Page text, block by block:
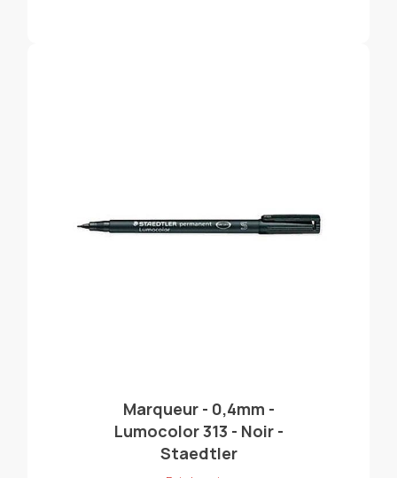
Marqueur - 0,4mm -
Lumocolor 313 - Noir -
Staedtler